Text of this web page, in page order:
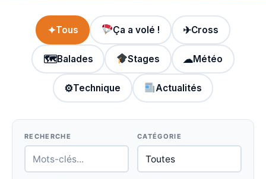
✦Tous Ça a volé ! ✈Cross
🗺Balades Stages ☁Météo
⚙Technique Actualités
RECHERCHE CATÉGORIE